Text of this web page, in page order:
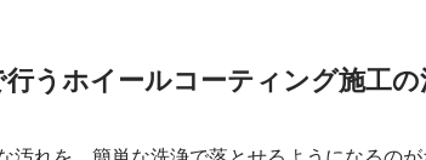
うホイールコーティング施工の